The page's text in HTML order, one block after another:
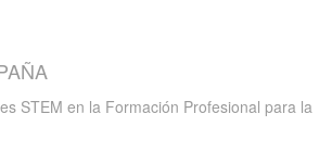
STEM en la Formación Profesional para la